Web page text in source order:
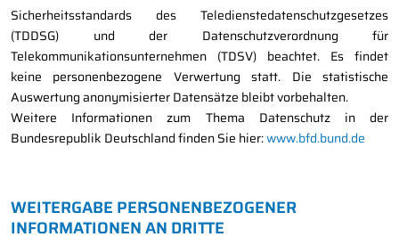
Sicherheitsstandards des Teledienstedatenschutzgesetzes
(TDDSG) und der Datenschutzverordnung für
Telekommunikationsunternehmen (TDSV) beachtet. Es findet
keine personenbezogene Verwertung statt. Die statistische
Auswertung anonymisierter Datensätze bleibt vorbehalten.
Weitere Informationen zum Thema Datenschutz in der
Bundesrepublik Deutschland finden Sie hier:www.bfd.bund.de
WEITERGABE PERSONENBEZOGENER
INFORMATIONEN AN DRITTE